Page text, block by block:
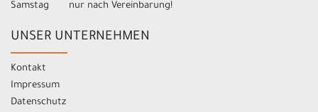
Samstag nur nach Vereinbarung!
UNSER UNTERNEHMEN
Kontakt
Impressum
Datenschutz